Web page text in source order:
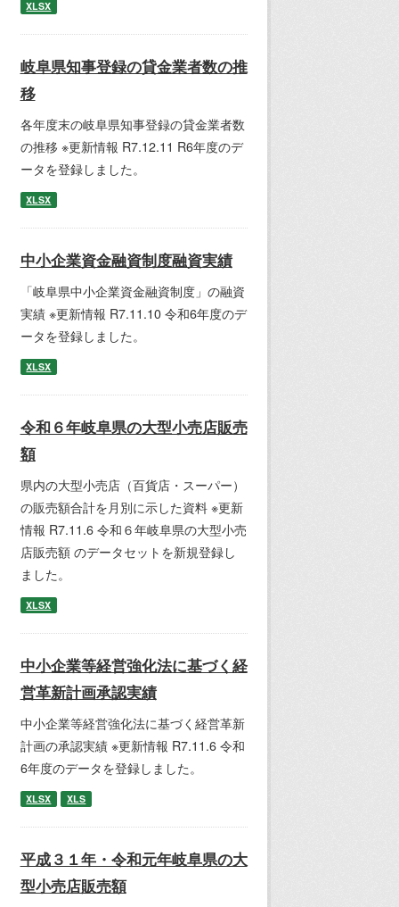
XLSX
岐阜県知事登録の貸金業者数の推
移
各年度末の岐阜県知事登録の貸金業者数
の推移 ※更新情報 R7.12.11 R6年度のデ
ータを登録しました。
XLSX
中小企業資金融資制度融資実績
「岐阜県中小企業資金融資制度」の融資
実績 ※更新情報 R7.11.10 令和6年度のデ
ータを登録しました。
XLSX
令和６年岐阜県の大型小売店販売
額
県内の大型小売店（百貨店・スーパー）
の販売額合計を月別に示した資料 ※更新
情報 R7.11.6 令和６年岐阜県の大型小売
店販売額 のデータセットを新規登録し
ました。
XLSX
中小企業等経営強化法に基づく経
営革新計画承認実績
中小企業等経営強化法に基づく経営革新
計画の承認実績 ※更新情報 R7.11.6 令和
6年度のデータを登録しました。
XLSX XLS
平成３１年・令和元年岐阜県の大
型小売店販売額